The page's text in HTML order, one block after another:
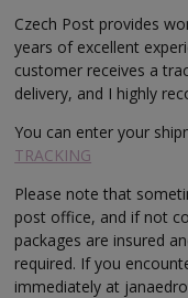
Czech Post provides
years of excellent
customer receives a
delivery, and I highly
You can enter your
TRACKING
Please note that
post office, and if not
packages are insured
required. If you
immediately at